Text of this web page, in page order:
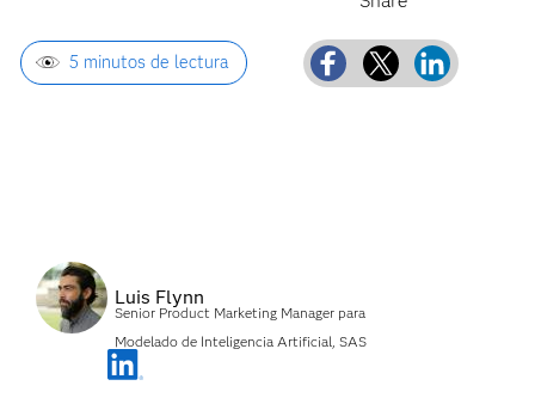
5 minutos de lectura
Luis Flynn
Senior Product Marketing Manager para
Modelado de Inteligencia Artificial, SAS